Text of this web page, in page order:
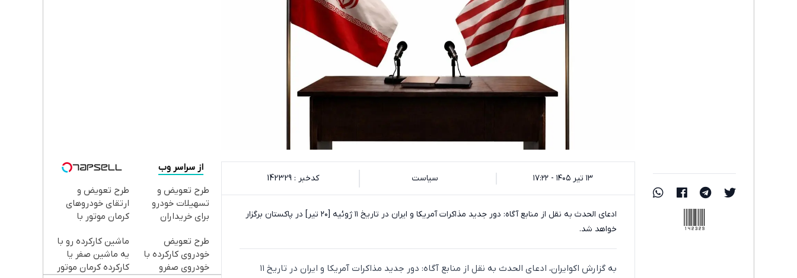
۱۳ تیر ۱۴۰۵ - ۱۷:۲۲ سیاست کدخبر : 142329
ادعای الحدث به نقل از منابع آگاه: دور جدید مذاکرات آمریکا و ایران در تاریخ ۱۱ ژوئیه [۲۰ تیر] در پاکستان برگزار
خواهد شد.
به گزارش اکوایران، ادعای الحدث به نقل از منابع آگاه: دور جدید مذاکرات آمریکا و ایران در تاریخ ۱۱
از سراسر وب
طرح تعویض و
تسهیلات خودرو
برای خریداران
موتور✅
طرح تعویض و
ارتقای خودروهای
کرمان موتور با
کنید
طرح تعویض
خودروی کارکرده با
خودروی صفرو
ماشین کارکرده رو با
یه ماشین صفر یا
کارکرده کرمان موتور